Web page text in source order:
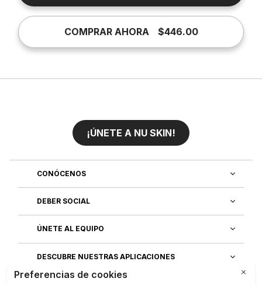
COMPRAR AHORA $446.00
¡ÚNETE A NU SKIN!
CONÓCENOS
DEBER SOCIAL
ÚNETE AL EQUIPO
DESCUBRE NUESTRAS APLICACIONES